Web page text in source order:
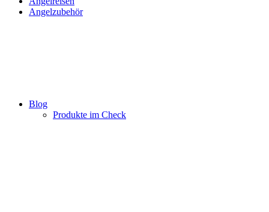
Angelzubehör
Blog
Produkte im Check